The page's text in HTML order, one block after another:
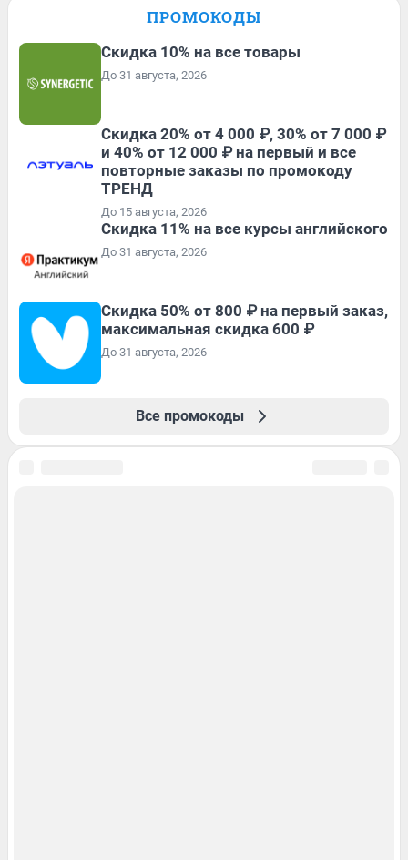
ПРОМОКОДЫ
Скидка 10% на все товары
До 31 августа, 2026
Скидка 20% от 4 000 ₽, 30% от 7 000 ₽
и 40% от 12 000 ₽ на первый и все
повторные заказы по промокоду
ТРЕНД
До 15 августа, 2026
Скидка 11% на все курсы английского
До 31 августа, 2026
Скидка 50% от 800 ₽ на первый заказ,
максимальная скидка 600 ₽
До 31 августа, 2026
Все промокоды